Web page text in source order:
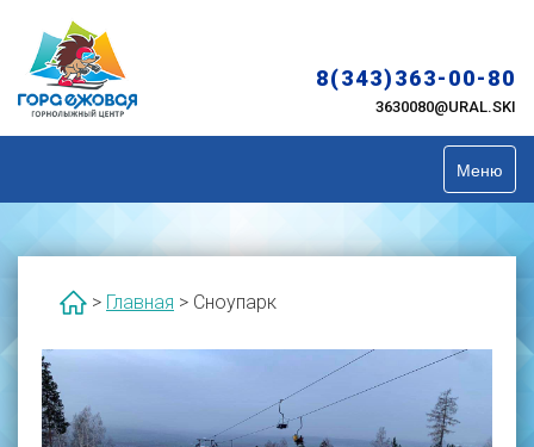
content
8(343)363-00-80
3630080@URAL.SKI
Меню
> Главная > Сноупарк